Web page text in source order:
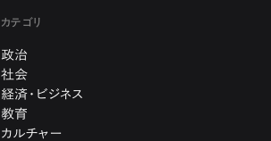
カテゴリ
政治
社会
経済・ビジネス
教育
カルチャー